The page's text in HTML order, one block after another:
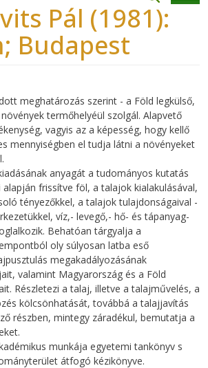
Pál (1981):
Budapest
meghatározás szerint - a Föld legkülső,
termőhelyéül szolgál. Alapvető
vagyis az a képesség, hogy kellő
mennyiségben el tudja látni a növényeket
anyagát a tudományos kutatás
frissítve föl, a talajok kialakulásával,
tényezőkkel, a talajok tulajdonságaival -
víz,- levegő,- hő- és tápanyag-
Behatóan tárgyalja a
oly súlyosan latba eső
megakadályozásának
valamint Magyarország és a Föld
Részletezi a talaj, illetve a talajművelés, a
kölcsönhatását, továbbá a talajjavítás
részben, mintegy záradékul, bemutatja a
munkája egyetemi tankönyv s
átfogó kézikönyve.